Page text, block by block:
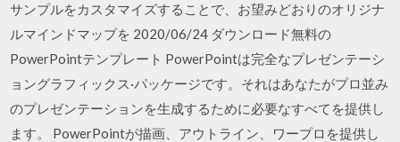
サンプルをカスタマイズすることで、お望みどおりのオリジナ
ルマインドマップを 2020/06/24 ダウンロード無料の
PowerPointテンプレート PowerPointは完全なプレゼンテーシ
ョングラフィックス·パッケージです。それはあなたがプロ並み
のプレゼンテーションを生成するために必要なすべてを提供し
ます。 PowerPointが描画、アウトライン、ワープロを提供し